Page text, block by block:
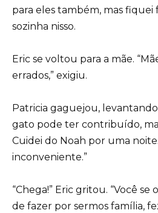
para eles também, mas fiquei
sozinha nisso.
Eric se voltou para a mãe.
errados,” exigiu.
Patricia gaguejou, levantando
gato pode ter contribuído,
Cuidei do Noah por uma
inconveniente.”
“Chega!” Eric gritou. “Você
de fazer por sermos família,